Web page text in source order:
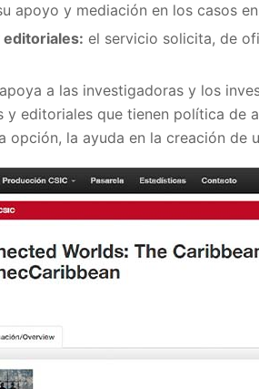
apoyo y mediación en los casos
editoriales: el servicio solicita, de
a las investigadoras y los
y editoriales que tienen política
opción, la ayuda en la creación